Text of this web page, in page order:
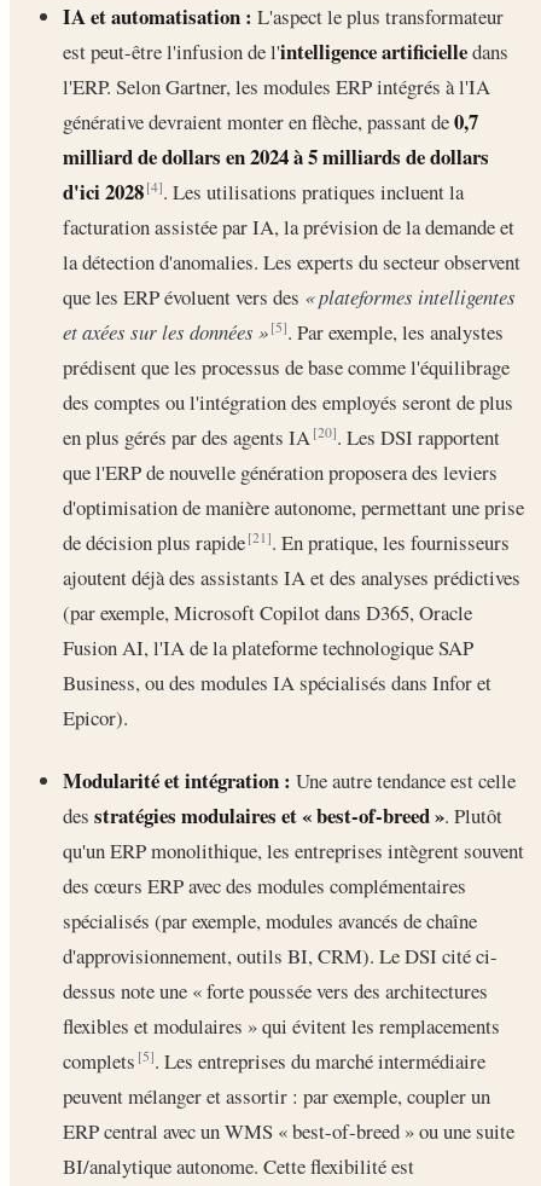
IA et automatisation : L'aspect le plus transformateur
est peut-être l'infusion de l'intelligence artificielledans
l'ERP. Selon Gartner, les modules ERP intégrés à l'IA
générative devraient monter en flèche, passant de0,7
milliard de dollars en 2024 à 5 milliards de dollars
d'ici 2028 [4]. Les utilisations pratiques incluent la
facturation assistée par IA, la prévision de la demande et
la détection d'anomalies. Les experts du secteur observent
que les ERP évoluent vers des « plateformes intelligentes
et axées sur les données » [5]. Par exemple, les analystes
prédisent que les processus de base comme l'équilibrage
des comptes ou l'intégration des employés seront de plus
en plus gérés par des agents IA[20]. Les DSI rapportent
que l'ERP de nouvelle génération proposera des leviers
d'optimisation de manière autonome, permettant une prise
de décision plus rapide[21]. En pratique, les fournisseurs
ajoutent déjà des assistants IA et des analyses prédictives
(par exemple, Microsoft Copilot dans D365, Oracle
Fusion AI, l'IA de la plateforme technologique SAP
Business, ou des modules IA spécialisés dans Infor et
Epicor).
Modularité et intégration : Une autre tendance est celle
des stratégies modulaires et « best-of-breed ». Plutôt
qu'un ERP monolithique, les entreprises intègrent souvent
des cœurs ERP avec des modules complémentaires
spécialisés (par exemple, modules avancés de chaîne
d'approvisionnement, outils BI, CRM). Le DSI cité ci-
dessus note une « forte poussée vers des architectures
flexibles et modulaires » qui évitent les remplacements
complets[5]. Les entreprises du marché intermédiaire
peuvent mélanger et assortir : par exemple, coupler un
ERP central avec un WMS « best-of-breed » ou une suite
BI/analytique autonome. Cette flexibilité est